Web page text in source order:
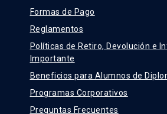
Formas de Pago
Reglamentos
Políticas de Retiro, Devolución e
Importante
Beneficios para Alumnos de
Programas Corporativos
Preguntas Frecuentes